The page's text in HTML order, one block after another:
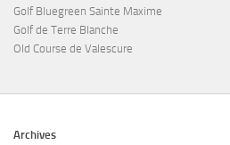
Golf Bluegreen Sainte Maxime
Golf de Terre Blanche
Old Course de Valescure
Archives